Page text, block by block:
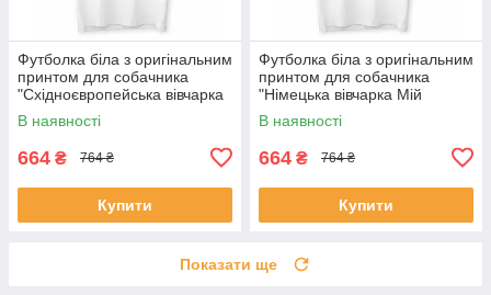
Футболка біла з оригінальним
принтом для собачника
"Східноєвропейська вівчарка
Мій найкращий друг" Push IT
В наявності
664 ₴ 764 ₴
Купити
Футболка біла з оригінальним
принтом для собачника
"Німецька вівчарка Мій
найкращий друг" Push IT
В наявності
664 ₴ 764 ₴
Купити
Показати ще